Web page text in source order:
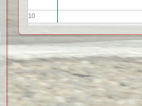
10
11
12
13